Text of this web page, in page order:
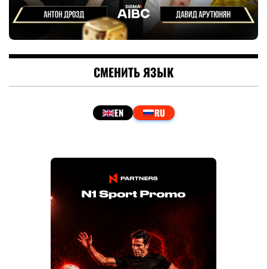
СМЕНИТЬ ЯЗЫК